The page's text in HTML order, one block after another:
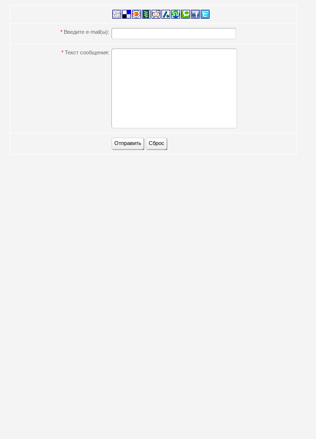
* Введите e-mail(ы):
* Текст сообщения: